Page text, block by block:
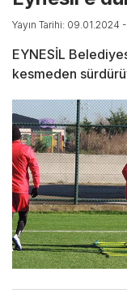
Yayın Tarihi: 09.01.2024 -
EYNESİL
kesmeden